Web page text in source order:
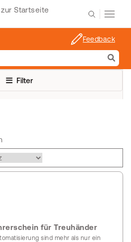
Feedback
Filter
für Treuhänder
sind mehr als nur ein